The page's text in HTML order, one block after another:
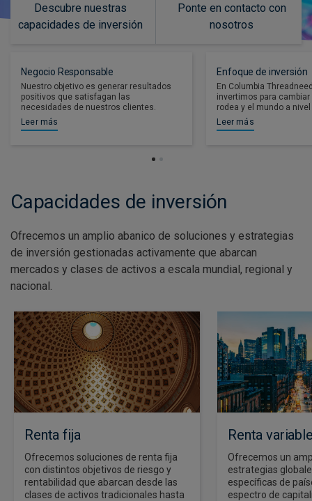
Descubre nuestras
capacidades de inversión
Ponte en contacto con
nosotros
Negocio Responsable
Nuestro objetivo es generar resultados
positivos que satisfagan las
necesidades de nuestros clientes.
Leer más
Enfoque de inversión
En Columbia
invertimos para
rodea y el mundo a
Leer más
Capacidades de inversión
Ofrecemos un amplio abanico de soluciones y estrategias
de inversión gestionadas activamente que abarcan
mercados y clases de activos a escala mundial, regional y
nacional.
Renta fija
Ofrecemos soluciones de renta fija
con distintos objetivos de riesgo y
rentabilidad que abarcan desde las
clases de activos tradicionales hasta
Renta
Ofrecemos un
estrategias
específicas de
espectro de